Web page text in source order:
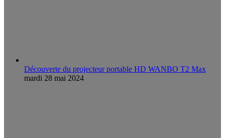
Découverte du projecteur portable HD WANBO T2 Max
mardi 28 mai 2024